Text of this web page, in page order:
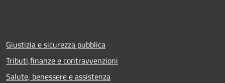
Giustizia e sicurezza pubblica
Tributi,finanze e contravvenzioni
Salute, benessere e assistenza